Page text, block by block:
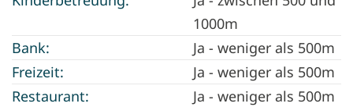
1000m
Bank:
Ja - weniger als 500m
Freizeit:
Ja - weniger als 500m
Restaurant:
Ja - weniger als 500m